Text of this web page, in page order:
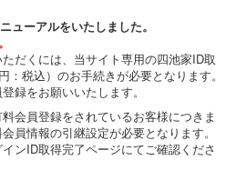
ューアルをいたしました。
だくには、当サイト専用の四池家ID取
税込）のお手続きが必要となります。
録をお願いいたします。
会員登録をされているお客様につきま
員情報の引継設定が必要となります。
ンID取得完了ページにてご確認くださ